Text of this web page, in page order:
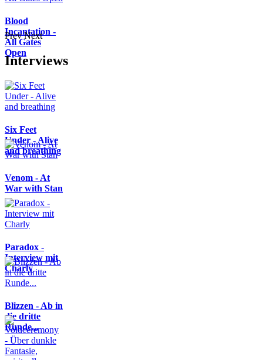
Blood
Incantation -
All Gates
Open
Prev Next
Interviews
Six Feet
Under - Alive
and breathing
Venom - At
War with Stan
Paradox -
Interview mit
Charly
Blizzen - Ab in
die dritte
Runde...